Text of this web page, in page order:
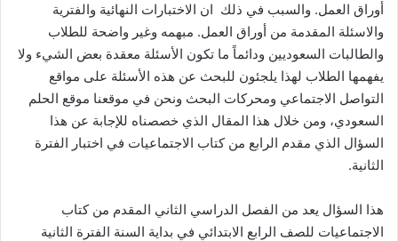
أوراق العمل. والسبب في ذلك ان الاختبارات النهائية والفترية
والاسئلة المقدمة من أوراق العمل. مبهمه وغير واضحة للطلاب
والطالبات السعوديين ودائماً ما تكون الأسئلة معقدة بعض الشيء ولا
يفهمها الطلاب لهذا يلجئون للبحث عن هذه الأسئلة على مواقع
التواصل الاجتماعي ومحركات البحث ونحن في موقعنا موقع الحلم
السعودي، ومن خلال هذا المقال الذي خصصناه للإجابة عن هذا
السؤال الذي مقدم الرابع من كتاب الاجتماعيات في اختبار الفترة
الثانية.
هذا السؤال يعد من الفصل الدراسي الثاني المقدم من كتاب
الاجتماعيات للصف الرابع الابتدائي في بداية السنة الفترة الثانية